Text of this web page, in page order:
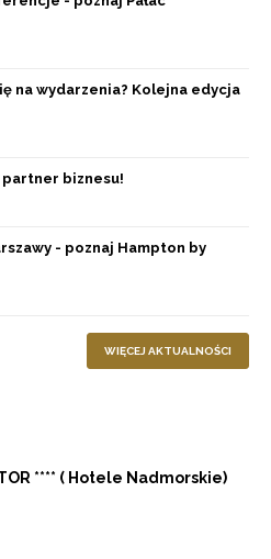
na wydarzenia? Kolejna edycja
biznesu!
- poznaj Hampton by
WIĘCEJ AKTUALNOŚCI
**** ( Hotele Nadmorskie)